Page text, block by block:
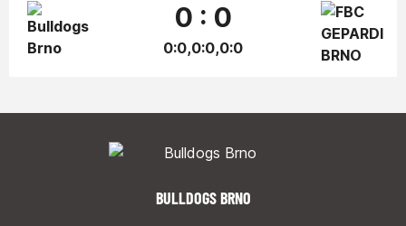
0 : 0
0:0,0:0,0:0
BULLDOGS BRNO